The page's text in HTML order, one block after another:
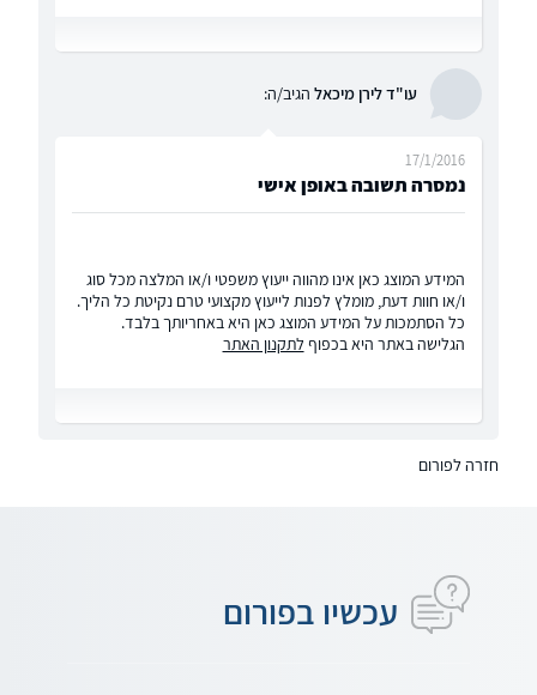
עו"ד לירן מיכאל הגיב/ה:
נמסרה תשובה באופן אישי
17/1/2016
המידע המוצג כאן אינו מהווה ייעוץ משפטי ו/או המלצה מכל סוג
ו/או חוות דעת, מומלץ לפנות לייעוץ מקצועי טרם נקיטת כל הליך.
כל הסתמכות על המידע המוצג כאן היא באחריותך בלבד.
הגלישה באתר היא בכפוף לתקנון האתר
חזרה לפורום
עכשיו בפורום